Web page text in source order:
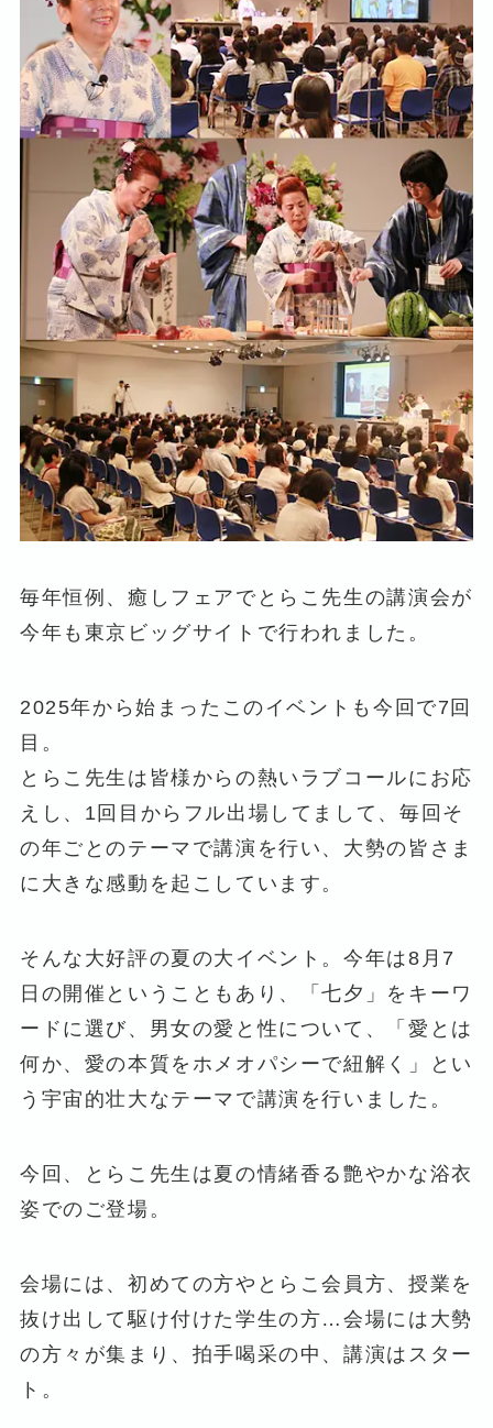
毎年恒例、癒しフェアでとらこ先生の講演会が
今年も東京ビッグサイトで行われました。
2025年から始まったこのイベントも今回で7回
目。
とらこ先生は皆様からの熱いラブコールにお応
えし、1回目からフル出場してまして、毎回そ
の年ごとのテーマで講演を行い、大勢の皆さま
に大きな感動を起こしています。
そんな大好評の夏の大イベント。今年は8月7
日の開催ということもあり、「七夕」をキーワ
ードに選び、男女の愛と性について、「愛とは
何か、愛の本質をホメオパシーで紐解く」とい
う宇宙的壮大なテーマで講演を行いました。
今回、とらこ先生は夏の情緒香る艶やかな浴衣
姿でのご登場。
会場には、初めての方やとらこ会員方、授業を
抜け出して駆け付けた学生の方…会場には大勢
の方々が集まり、拍手喝采の中、講演はスター
ト。